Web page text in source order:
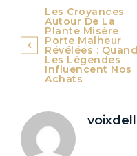
occasion
Navigation
de
l’article
Les Croyances
Autour De La
Plante Misère
Porte Malheur
Révélées : Quand
Les Légendes
Influencent Nos
Achats